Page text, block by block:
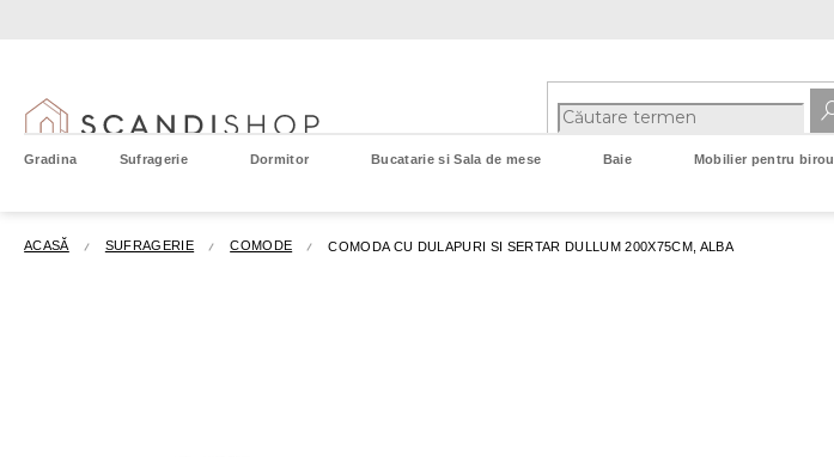
Gradina Sufragerie Dormitor Bucatarie si Sala de mese Baie Mobilier pentru birou
ACASĂ SUFRAGERIE COMODE COMODA CU DULAPURI SI SERTAR DULLUM 200X75CM, ALBA